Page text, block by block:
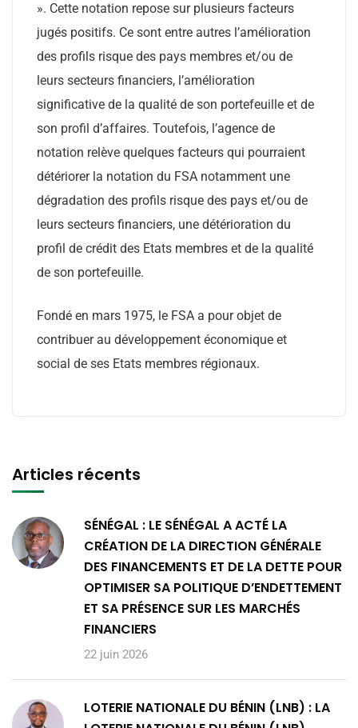
». Cette notation repose sur plusieurs facteurs
jugés positifs. Ce sont entre autres l’amélioration
des profils risque des pays membres et/ou de
leurs secteurs financiers, l’amélioration
significative de la qualité de son portefeuille et de
son profil d’affaires. Toutefois, l’agence de
notation relève quelques facteurs qui pourraient
détériorer la notation du FSA notamment une
dégradation des profils risque des pays et/ou de
leurs secteurs financiers, une détérioration du
profil de crédit des Etats membres et de la qualité
de son portefeuille.
Fondé en mars 1975, le FSA a pour objet de
contribuer au développement économique et
social de ses Etats membres régionaux.
Articles récents
SÉNÉGAL : LE SÉNÉGAL A ACTÉ LA
CRÉATION DE LA DIRECTION GÉNÉRALE
DES FINANCEMENTS ET DE LA DETTE POUR
OPTIMISER SA POLITIQUE D’ENDETTEMENT
ET SA PRÉSENCE SUR LES MARCHÉS
FINANCIERS
22 juin 2026
LOTERIE NATIONALE DU BÉNIN (LNB) : LA